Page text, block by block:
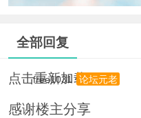
全部回复
点击重新加载
free1031 论坛元老
感谢楼主分享